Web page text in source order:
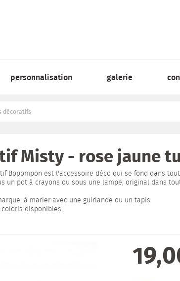
personnalisation galerie
décoratifs
Misty - rose jaune
Bopompon est l'accessoire déco qui se fond dans
un pot à crayons ou sous une lampe, original dans
à marier avec une guirlande ou un tapis.
disponibles.